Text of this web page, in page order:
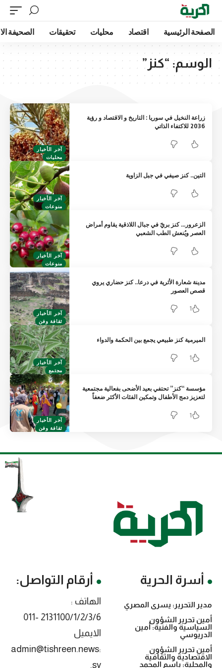
الصفحة الرئيسية اقتصاد محليات تحقيقات الصحيفة
الوسم: “كنز”
آخر الأخبار
محليات
زراعة النخيل في سوريا : التاريخ و الاقتصاد و رؤية
2036 للاكتفاء الذاتي
آخر الأخبار
منوعات
التين.. كنز صيفي في جبل الزاوية
آخر الأخبار
منوعات
الزعرور… كنز بريّ في جبال اللاذقية يقاوم أمراض
العصر ويُنعش الطب الشعبي
آخر الأخبار
ثقافة وفن
مدينة شعارة الأثرية في درعا.. كنز حضاري يروي
قصص العصور
1
آخر الأخبار
مجتمع
الميرمية كنز طبيعي يجمع بين الحكمة والدواء
1
آخر الأخبار
ثقافة وفن
مؤسسة “كنز” تحتفي بعيد الأضحى بفعالية مجتمعية
لتعزيز دمج الأطفال وتمكين الفئات الأكثر ضعفاً
1
أسرة الحرية
مدير التحرير: يسرى المصري
أمين تحرير الشؤون
السياسية والفنية: أمين
الدريوسي
أمين تحرير الشؤون
الاقتصادية والثقافية
والمحلية: باسم المحمد
أرقام التواصل:
الهاتف :
2131100/1/2/3/6 -011
الايميل
:admin@tishreen.news
.sy